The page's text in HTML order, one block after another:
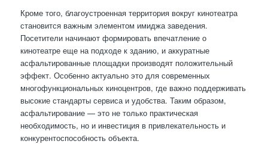
Кроме того, благоустроенная территория вокруг кинотеатра
становится важным элементом имиджа заведения.
Посетители начинают формировать впечатление о
кинотеатре еще на подходе к зданию, и аккуратные
асфальтированные площадки производят положительный
эффект. Особенно актуально это для современных
многофункциональных киноцентров, где важно поддерживать
высокие стандарты сервиса и удобства. Таким образом,
асфальтирование — это не только практическая
необходимость, но и инвестиция в привлекательность и
конкурентоспособность объекта.